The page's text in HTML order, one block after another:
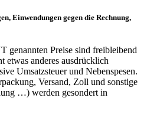
Einwendungen gegen die Rechnung,
genannten Preise sind freibleibend
etwas anderes ausdrücklich
Umsatzsteuer und Nebenspesen.
Versand, Zoll und sonstige
…) werden gesondert in